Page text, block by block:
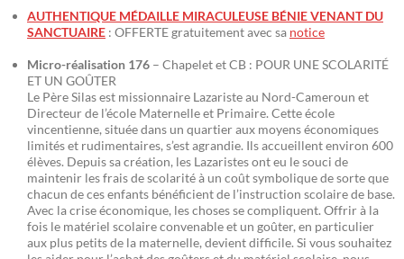
AUTHENTIQUE MÉDAILLE MIRACULEUSE BÉNIE VENANT DU
SANCTUAIRE : OFFERTE gratuitement avec sa notice
Micro-réalisation 176 – Chapelet et CB : POUR UNE SCOLARITÉ
ET UN GOÛTER
Le Père Silas est missionnaire Lazariste au Nord-Cameroun et
Directeur de l’école Maternelle et Primaire. Cette école
vincentienne, située dans un quartier aux moyens économiques
limités et rudimentaires, s’est agrandie. Ils accueillent environ 600
élèves. Depuis sa création, les Lazaristes ont eu le souci de
maintenir les frais de scolarité à un coût symbolique de sorte que
chacun de ces enfants bénéficient de l’instruction scolaire de base.
Avec la crise économique, les choses se compliquent. Offrir à la
fois le matériel scolaire convenable et un goûter, en particulier
aux plus petits de la maternelle, devient difficile. Si vous souhaitez